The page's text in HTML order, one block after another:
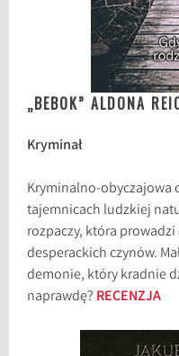
„BEBOK” ALDONA
Kryminał
Kryminalno-obyczajowa
tajemnicach ludzkiej
rozpaczy, która
desperackich czynów.
demonie, który kradnie
naprawdę? RECENZJA